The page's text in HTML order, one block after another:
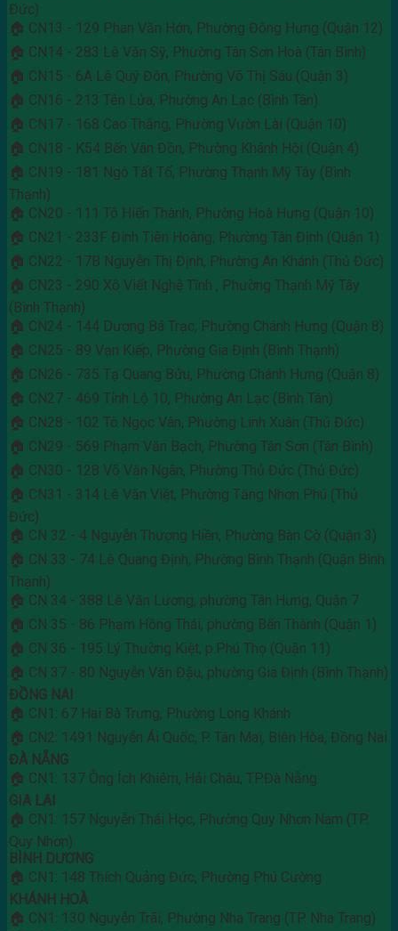
Đức)
🏠 CN13 - 129 Phan Văn Hớn, Phường Đông Hưng (Quận 12)
🏠 CN14 - 283 Lê Văn Sỹ, Phường Tân Sơn Hoà (Tân Bình)
🏠 CN15 - 6A Lê Quý Đôn, Phường Võ Thị Sáu (Quận 3)
🏠 CN16 - 213 Tên Lửa, Phường An Lạc (Bình Tân)
🏠 CN17 - 168 Cao Thắng, Phường Vườn Lài (Quận 10)
🏠 CN18 - K54 Bến Vân Đồn, Phường Khánh Hội (Quận 4)
🏠 CN19 - 181 Ngô Tất Tố, Phường Thạnh Mỹ Tây (Bình
Thạnh)
🏠 CN20 - 111 Tô Hiến Thành, Phường Hoà Hưng (Quận 10)
🏠 CN21 - 233F Đinh Tiên Hoàng, Phường Tân Định (Quận 1)
🏠 CN22 - 17B Nguyễn Thị Định, Phường An Khánh (Thủ Đức)
🏠 CN23 - 290 Xô Viết Nghệ Tĩnh , Phường Thạnh Mỹ Tây
(Bình Thạnh)
🏠 CN24 - 144 Dương Bá Trạc, Phường Chánh Hưng (Quận 8)
🏠 CN25 - 89 Vạn Kiếp, Phường Gia Định (Bình Thạnh)
🏠 CN26 - 735 Tạ Quang Bửu, Phường Chánh Hưng (Quận 8)
🏠 CN27 - 469 Tỉnh Lộ 10, Phường An Lạc (Bình Tân)
🏠 CN28 - 102 Tô Ngọc Vân, Phường Linh Xuân (Thủ Đức)
🏠 CN29 - 569 Phạm Văn Bạch, Phường Tân Sơn (Tân Bình)
🏠 CN30 - 128 Võ Văn Ngân, Phường Thủ Đức (Thủ Đức)
🏠 CN31 - 314 Lê Văn Việt, Phường Tăng Nhơn Phú (Thủ
Đức)
🏠 CN 32 - 4 Nguyễn Thượng Hiền, Phường Bàn Cờ (Quận 3)
🏠 CN 33 - 74 Lê Quang Định, Phường Bình Thạnh (Quận Bình
Thạnh)
🏠 CN 34 - 388 Lê Văn Lương, phường Tân Hưng, Quận 7
🏠 CN 35 - 86 Phạm Hồng Thái, phường Bến Thành (Quận 1)
🏠 CN 36 - 195 Lý Thường Kiệt, p.Phú Thọ (Quận 11)
🏠 CN 37 - 80 Nguyễn Văn Đậu, phường Gia Định (Bình Thạnh)
ĐỒNG NAI
🏠 CN1: 67 Hai Bà Trưng, Phường Long Khánh
🏠 CN2: 1491 Nguyễn Ái Quốc, P. Tân Mai, Biên Hòa, Đồng Nai
ĐÀ NẴNG
🏠 CN1: 137 Ông Ích Khiêm, Hải Châu, TP.Đà Nẵng
GIA LAI
🏠 CN1: 157 Nguyễn Thái Học, Phường Quy Nhơn Nam (TP.
Quy Nhơn)
BÌNH DƯƠNG
🏠 CN1: 148 Thích Quảng Đức, Phường Phú Cường
KHÁNH HOÀ
🏠 CN1: 130 Nguyễn Trãi, Phường Nha Trang (TP. Nha Trang)